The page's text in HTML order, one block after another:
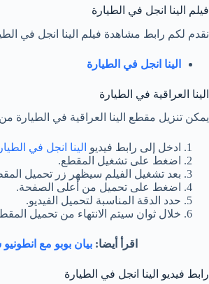
فيلم الينا انجل في الطيارة
نقدم لكم رابط مشاهدة فيلم الينا انجل في
الينا انجل في الطيارة
الينا العراقية في الطيارة
يمكن تنزيل مقطع الينا العراقية في الطيارة
ادخل إلى رابط فيديو الينا انجل في
اضغط على تشغيل المقطع.
بعد تشغيل الفيلم سيظهر زر تحميل
اضغط على تحميل من أعلى الصفحة.
حدد الدقة المناسبة لتحميل الفيديو.
خلال ثوان سيتم الانتهاء من تحميل
اقرأ أيضا: بيان بوبو مع
رابط فيديو الينا انجل في الطيارة